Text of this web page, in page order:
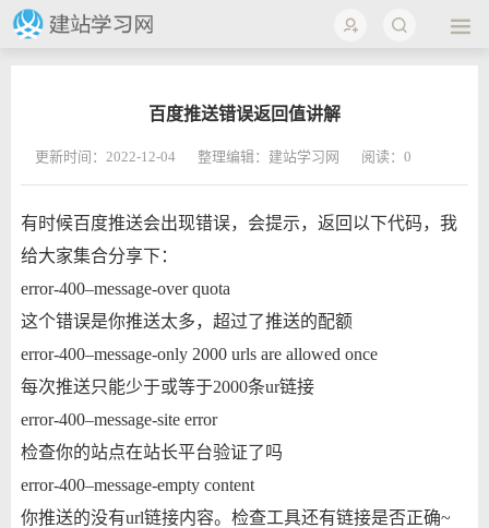
百度推送错误返回值讲解
更新时间：2022-12-04 整理编辑：建站学习网 阅读： 0
有时候百度推送会出现错误，会提示，返回以下代码，我
给大家集合分享下：
error-400–message-over quota
这个错误是你推送太多，超过了推送的配额
error-400–message-only 2000 urls are allowed once
每次推送只能少于或等于2000条ur链接
error-400–message-site error
检查你的站点在站长平台验证了吗
error-400–message-empty content
你推送的没有url链接内容。检查工具还有链接是否正确~